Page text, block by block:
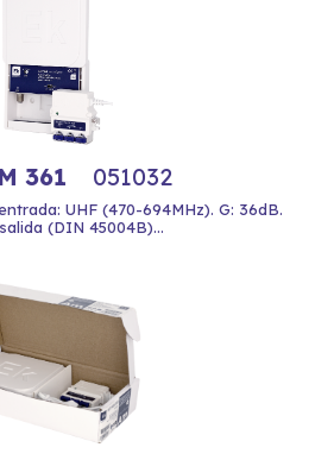
361 051032
UHF (470-694MHz). G: 36dB.
(DIN 45004B)...